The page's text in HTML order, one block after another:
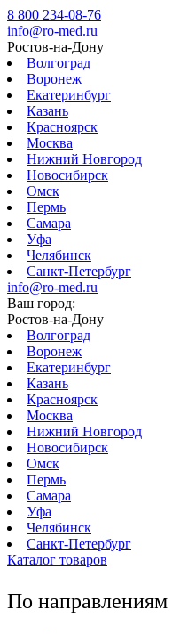
8 800 234-08-76
info@ro-med.ru
Ростов-на-Дону
Волгоград
Воронеж
Екатеринбург
Казань
Красноярск
Москва
Нижний Новгород
Новосибирск
Омск
Пермь
Самара
Уфа
Челябинск
Санкт-Петербург
info@ro-med.ru
Ваш город:
Ростов-на-Дону
Волгоград
Воронеж
Екатеринбург
Казань
Красноярск
Москва
Нижний Новгород
Новосибирск
Омск
Пермь
Самара
Уфа
Челябинск
Санкт-Петербург
Каталог товаров
По направлениям